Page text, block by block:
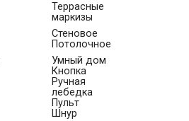
Террасные
маркизы
Стеновое
Потолочное
Умный дом
Кнопка
Ручная
лебедка
Пульт
Шнур